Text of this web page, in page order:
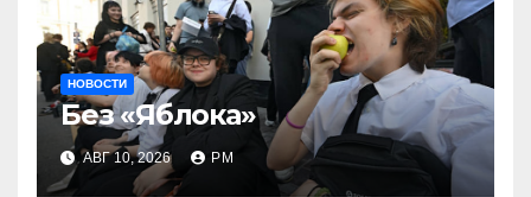
НОВОСТИ
Без «Яблока»
АВГ 10, 2026 РМ